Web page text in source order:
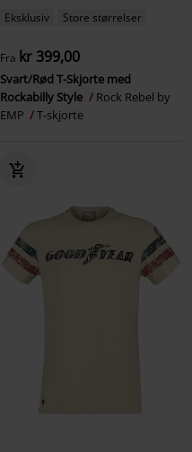
Eksklusiv Store størrelser
Fra kr 399,00
Svart/Rød T-Skjorte med
Rockabilly Style
Rock Rebel by
EMP
T-skjorte